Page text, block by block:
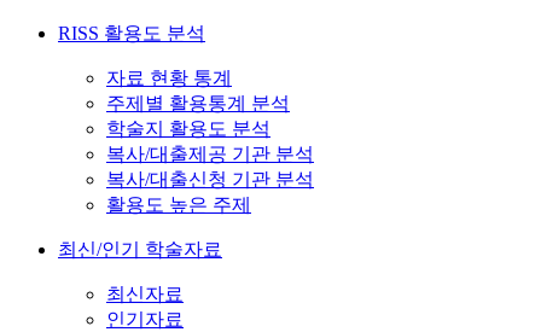
RISS 활용도 분석
자료 현황 통계
주제별 활용통계 분석
학술지 활용도 분석
복사/대출제공 기관 분석
복사/대출신청 기관 분석
활용도 높은 주제
최신/인기 학술자료
최신자료
인기자료